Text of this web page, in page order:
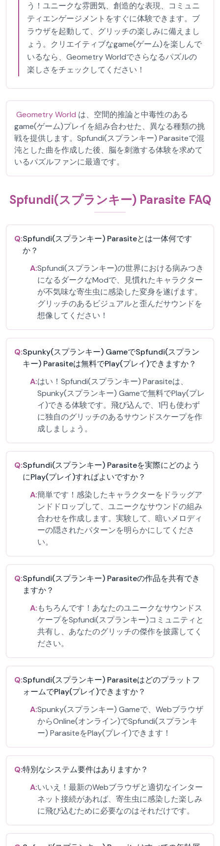
う！ユニークな雰囲気、創造的な表現、コミュニ
ティエンゲージメントをすぐに体験できます。ブ
ラウザを起動して、グリッチの楽しみに備えまし
ょう。クリエイティブなgame(ゲーム)を楽しんで
いるなら、Geometry Worldでさらなるパズルの
楽しさをチェックしてください！
Geometry World は、空間的推論と中毒性のある
game(ゲーム)プレイを組み合わせた、異なる種類の挑
戦を提供します。Spfundi(スプランキー) Parasiteで混
沌とした曲を作成した後、脳を刺激する体験を求めて
いるパズルファンに最適です。
Spfundi(スプランキー) Parasite FAQ
Q:Spfundi(スプランキー) Parasiteとは一体何です
か？
A:Spfundi(スプランキー)の世界における病みつき
になるダークなModで、見慣れたキャラクター
が不気味な寄生虫に感染した変身を遂げます。
グリッチのあるビジュアルと歪んだサウンドを
想像してください！
Q:Spunky(スプランキー) GameでSpfundi(スプラン
キー) Parasiteは無料でPlay(プレイ)できますか？
A:はい！Spfundi(スプランキー) Parasiteは、
Spunky(スプランキー) Gameで無料でPlay(プレ
イ)できる体験です。飛び込んで、1円も使わず
に独自のグリッチのあるサウンドスケープを作
成しましょう。
Q:Spfundi(スプランキー) Parasiteを実際にどのよう
にPlay(プレイ)すればよいですか？
A:簡単です！感染したキャラクターをドラッグア
ンドドロップして、ユニークなサウンドの組み
合わせを作成します。実験して、暗いメロディ
ーの隠されたパターンを明らかにしてくださ
い。
Q:Spfundi(スプランキー) Parasiteの作品を共有でき
ますか？
A:もちろんです！あなたのユニークなサウンドス
ケープをSpfundi(スプランキー)コミュニティと
共有し、あなたのグリッチの傑作を披露してく
ださい。
Q:Spfundi(スプランキー) Parasiteはどのプラットフ
ォームでPlay(プレイ)できますか？
A:Spunky(スプランキー) Gameで、Webブラウザ
からOnline(オンライン)でSpfundi(スプランキ
ー) ParasiteをPlay(プレイ)できます！
Q:特別なシステム要件はありますか？
A:いいえ！最新のWebブラウザと適切なインター
ネット接続があれば、寄生虫に感染した楽しみ
に飛び込むために必要なのはそれだけです。